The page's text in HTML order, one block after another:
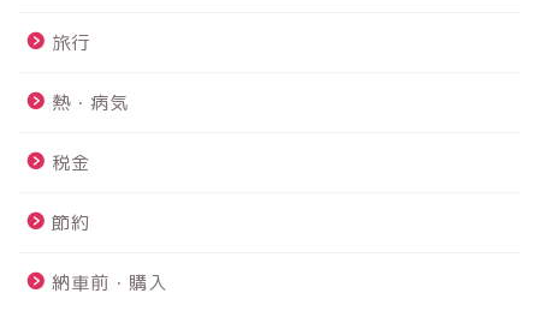
旅行
熱・病気
税金
節約
納車前・購入